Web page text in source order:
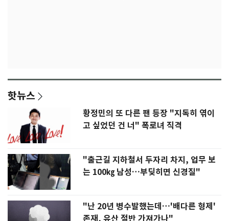
핫뉴스
황정민의 또 다른 팬 등장 "지독히 엮이
고 싶었던 건 너" 폭로녀 직격
"출근길 지하철서 두자리 차지, 업무 보
는 100㎏ 남성…부딪히면 신경질"
"난 20년 병수발했는데…'배다른 형제'
존재, 유산 절반 가져가나"